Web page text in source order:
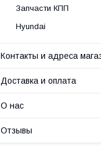
Запчасти КПП
Hyundai
Контакты и адреса
Доставка и оплата
О нас
Отзывы